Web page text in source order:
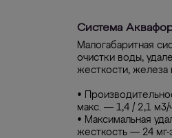
Система
Малогабаритная
очистки воды,
жесткости, железа
•
макс. — 1,4 / 2,1 м3/
• Максимальная
жесткость — 24 мг-